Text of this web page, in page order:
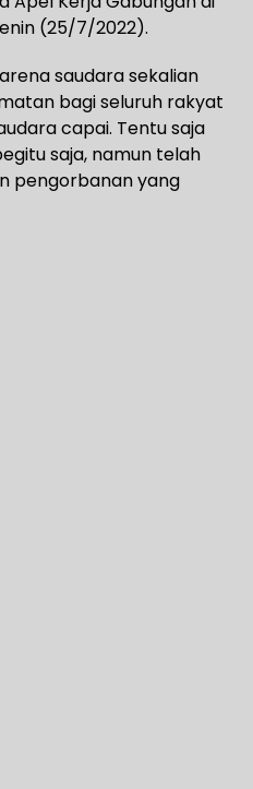
(25/7/2022).
saudara sekalian
bagi seluruh rakyat
capai. Tentu saja
saja, namun telah
pengorbanan yang